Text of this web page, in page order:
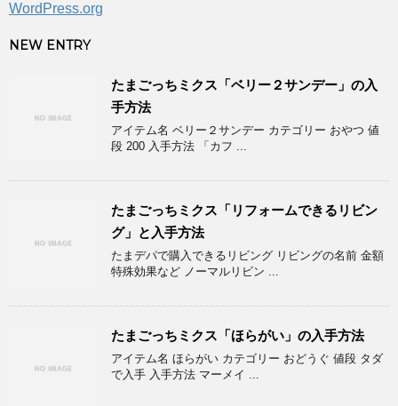
WordPress.org
NEW ENTRY
たまごっちミクス「ベリー２サンデー」の入
手方法
アイテム名 ベリー２サンデー カテゴリー おやつ 値
段 200 入手方法 「カフ ...
たまごっちミクス「リフォームできるリビン
グ」と入手方法
たまデパで購入できるリビング リビングの名前 金額
特殊効果など ノーマルリビン ...
たまごっちミクス「ほらがい」の入手方法
アイテム名 ほらがい カテゴリー おどうぐ 値段 タダ
で入手 入手方法 マーメイ ...